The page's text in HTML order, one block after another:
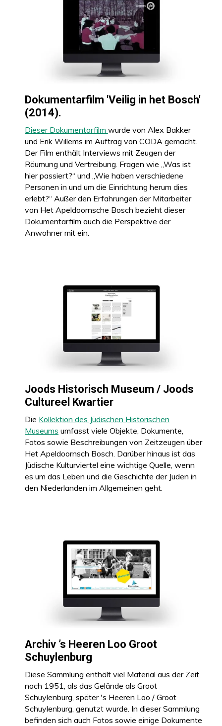
Dokumentarfilm 'Veilig in het Bosch'
(2014).
Dieser Dokumentarfilm wurde von Alex Bakker
und Erik Willems im Auftrag von CODA gemacht.
Der Film enthält Interviews mit Zeugen der
Räumung und Vertreibung. Fragen wie „Was ist
hier passiert?“ und „Wie haben verschiedene
Personen in und um die Einrichtung herum dies
erlebt?“ Außer den Erfahrungen der Mitarbeiter
von Het Apeldoornsche Bosch bezieht dieser
Dokumentarfilm auch die Perspektive der
Anwohner mit ein.
Joods Historisch Museum / Joods
Cultureel Kwartier
Die Kollektion des Jüdischen Historischen
Museums umfasst viele Objekte, Dokumente,
Fotos sowie Beschreibungen von Zeitzeugen über
Het Apeldoornsch Bosch. Darüber hinaus ist das
Jüdische Kulturviertel eine wichtige Quelle, wenn
es um das Leben und die Geschichte der Juden in
den Niederlanden im Allgemeinen geht.
Archiv ’s Heeren Loo Groot
Schuylenburg
Diese Sammlung enthält viel Material aus der Zeit
nach 1951, als das Gelände als Groot
Schuylenburg, später 's Heeren Loo / Groot
Schuylenburg, genutzt wurde. In dieser Sammlung
befinden sich auch Fotos sowie einige Dokumente